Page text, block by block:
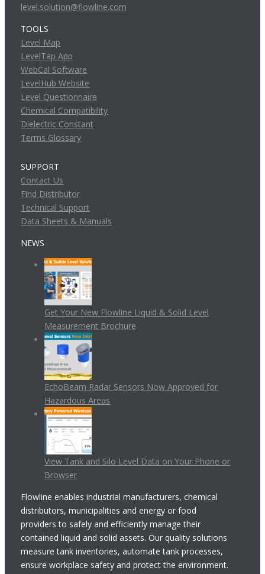
level.solution@flowline.com
TOOLS
Level Map
LevelTap App
WebCal Software
LevelHub Website
Level Questionnaire
Chemical Compatibility
Dielectric Constant
Terms Glossary
SUPPORT
Contact Us
Find Distributor
Technical Support
Data Sheets & Manuals
NEWS
Get Your New Flowline Liquid & Solid Level
Measurement Brochure
EchoBeam Radar Sensors Now Approved for
Hazardous Areas
View Tank and Silo Level Data on Your Phone or
Browser
Flowline enables industrial manufacturers, chemical
distributors, municipalities and energy or food
providers to safely and efficiently manage their
contained liquid and solid assets. Our quality solutions
measure tank inventories, automate tank processes,
ensure workplace safety and protect the environment.